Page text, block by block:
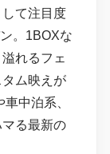
て注目度
。1BOXな
れるフェ
ム映えが
中泊系、
る最新の